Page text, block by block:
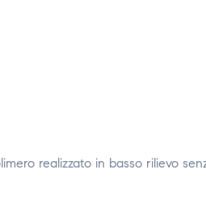
realizzato in basso rilievo